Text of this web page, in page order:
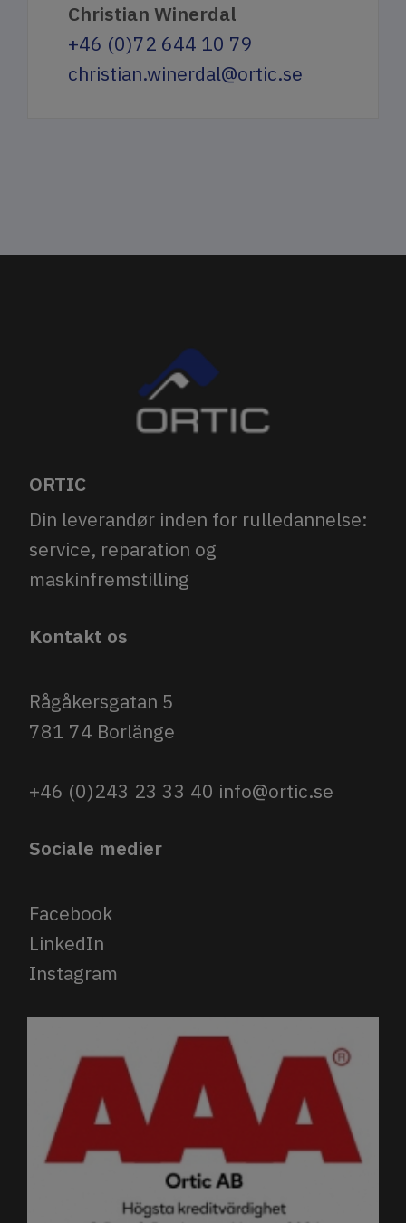
Christian Winerdal
+46 (0)72 644 10 79
christian.winerdal@ortic.se
ORTIC
Din leverandør inden for rulledannelse:
service, reparation og
maskinfremstilling
Kontakt os
Rågåkersgatan 5
781 74 Borlänge
+46 (0)243 23 33 40 info@ortic.se
Sociale medier
Facebook
LinkedIn
Instagram